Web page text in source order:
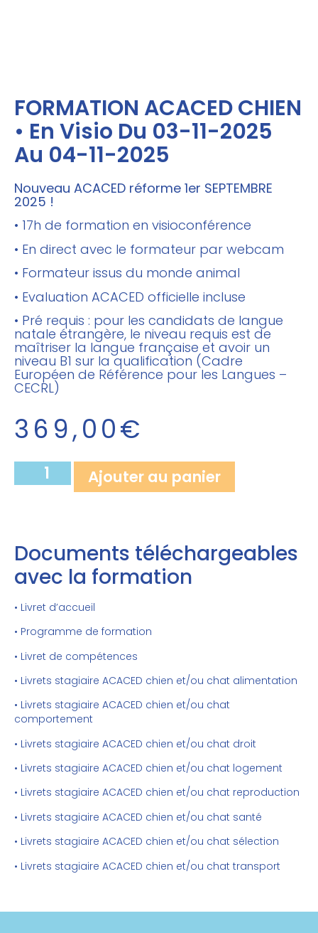
FORMATION ACACED CHIEN
• En Visio Du 03-11-2025
Au 04-11-2025
Nouveau ACACED réforme 1er SEPTEMBRE
2025 !
• 17h de formation en visioconférence
• En direct avec le formateur par webcam
• Formateur issus du monde animal
• Evaluation ACACED officielle incluse
• Pré requis : pour les candidats de langue
natale étrangère, le niveau requis est de
maîtriser la langue française et avoir un
niveau B1 sur la qualification (Cadre
Européen de Référence pour les Langues –
CECRL)
369,00€
Ajouter au panier
Documents téléchargeables
avec la formation
• Livret d’accueil
• Programme de formation
• Livret de compétences
• Livrets stagiaire ACACED chien et/ou chat alimentation
• Livrets stagiaire ACACED chien et/ou chat
comportement
• Livrets stagiaire ACACED chien et/ou chat droit
• Livrets stagiaire ACACED chien et/ou chat logement
• Livrets stagiaire ACACED chien et/ou chat reproduction
• Livrets stagiaire ACACED chien et/ou chat santé
• Livrets stagiaire ACACED chien et/ou chat sélection
• Livrets stagiaire ACACED chien et/ou chat transport